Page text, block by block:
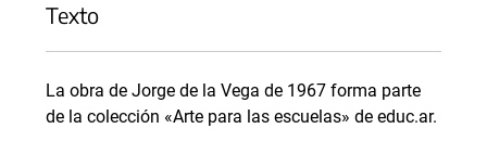
Texto
La obra de Jorge de la Vega de 1967 forma parte
de la colección «Arte para las escuelas» de educ.ar.